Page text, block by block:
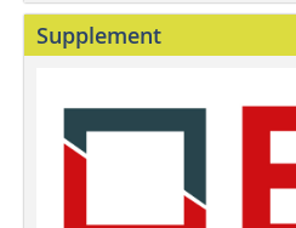
Supplement